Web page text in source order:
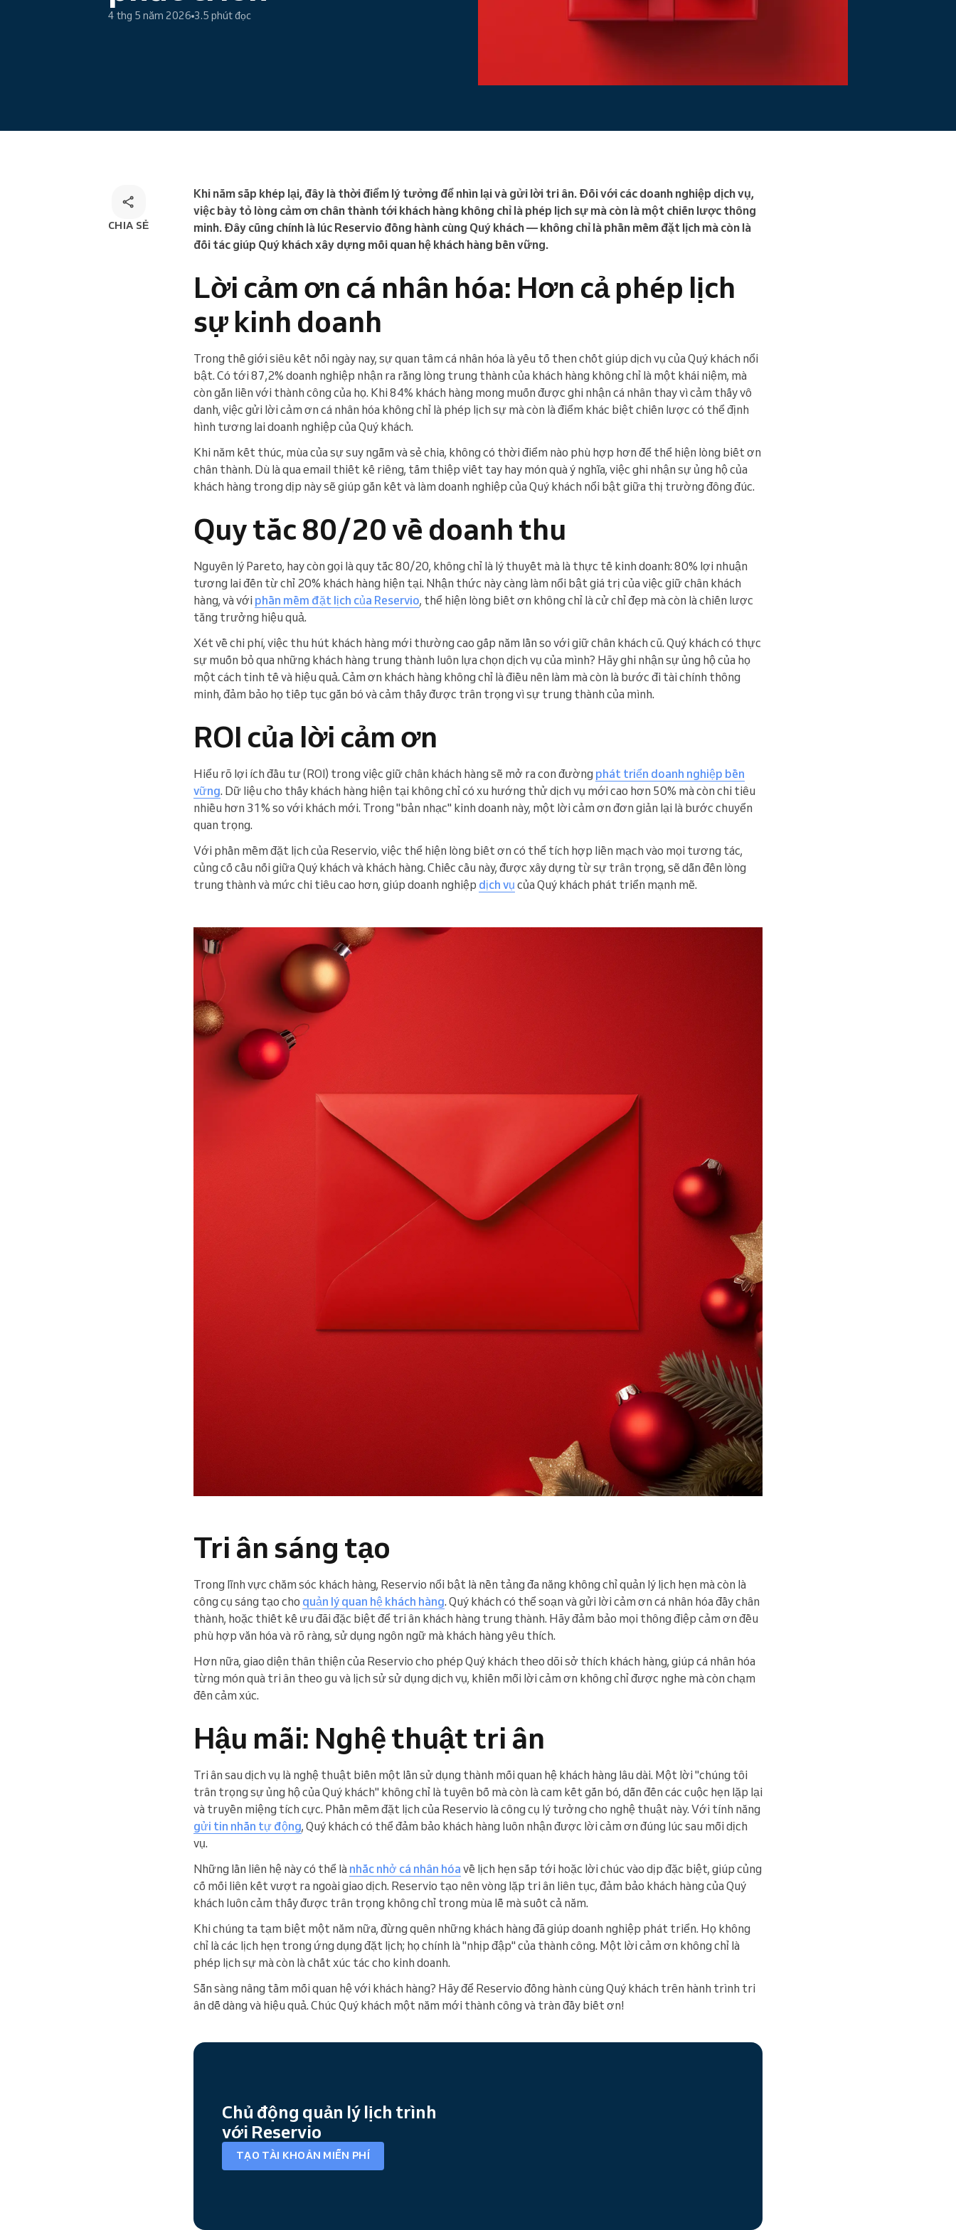
Giải pháp đặt lịch đa kênh
4 thg 5 năm 2026 3.5 phút đọc
CHIA SẺ
Khi năm sắp khép lại, đây là thời điểm lý tưởng để nhìn lại và gửi lời tri ân. Đối với các doanh nghiệp dịch vụ,
việc bày tỏ lòng cảm ơn chân thành tới khách hàng không chỉ là phép lịch sự mà còn là một chiến lược thông
minh. Đây cũng chính là lúc Reservio đồng hành cùng Quý khách — không chỉ là phần mềm đặt lịch mà còn là
đối tác giúp Quý khách xây dựng mối quan hệ khách hàng bền vững.
Lời cảm ơn cá nhân hóa: Hơn cả phép lịch
sự kinh doanh
Trong thế giới siêu kết nối ngày nay, sự quan tâm cá nhân hóa là yếu tố then chốt giúp dịch vụ của Quý khách nổi
bật. Có tới 87,2% doanh nghiệp nhận ra rằng lòng trung thành của khách hàng không chỉ là một khái niệm, mà
còn gắn liền với thành công của họ. Khi 84% khách hàng mong muốn được ghi nhận cá nhân thay vì cảm thấy vô
danh, việc gửi lời cảm ơn cá nhân hóa không chỉ là phép lịch sự mà còn là điểm khác biệt chiến lược có thể định
hình tương lai doanh nghiệp của Quý khách.
Khi năm kết thúc, mùa của sự suy ngẫm và sẻ chia, không có thời điểm nào phù hợp hơn để thể hiện lòng biết ơn
chân thành. Dù là qua email thiết kế riêng, tấm thiệp viết tay hay món quà ý nghĩa, việc ghi nhận sự ủng hộ của
khách hàng trong dịp này sẽ giúp gắn kết và làm doanh nghiệp của Quý khách nổi bật giữa thị trường đông đúc.
Quy tắc 80/20 về doanh thu
Nguyên lý Pareto, hay còn gọi là quy tắc 80/20, không chỉ là lý thuyết mà là thực tế kinh doanh: 80% lợi nhuận
tương lai đến từ chỉ 20% khách hàng hiện tại. Nhận thức này càng làm nổi bật giá trị của việc giữ chân khách
hàng, và với phần mềm đặt lịch của Reservio, thể hiện lòng biết ơn không chỉ là cử chỉ đẹp mà còn là chiến lược
tăng trưởng hiệu quả.
Xét về chi phí, việc thu hút khách hàng mới thường cao gấp năm lần so với giữ chân khách cũ. Quý khách có thực
sự muốn bỏ qua những khách hàng trung thành luôn lựa chọn dịch vụ của mình? Hãy ghi nhận sự ủng hộ của họ
một cách tinh tế và hiệu quả. Cảm ơn khách hàng không chỉ là điều nên làm mà còn là bước đi tài chính thông
minh, đảm bảo họ tiếp tục gắn bó và cảm thấy được trân trọng vì sự trung thành của mình.
ROI của lời cảm ơn
Hiểu rõ lợi ích đầu tư (ROI) trong việc giữ chân khách hàng sẽ mở ra con đường phát triển doanh nghiệp bền
vững. Dữ liệu cho thấy khách hàng hiện tại không chỉ có xu hướng thử dịch vụ mới cao hơn 50% mà còn chi tiêu
nhiều hơn 31% so với khách mới. Trong "bản nhạc" kinh doanh này, một lời cảm ơn đơn giản lại là bước chuyển
quan trọng.
Với phần mềm đặt lịch của Reservio, việc thể hiện lòng biết ơn có thể tích hợp liền mạch vào mọi tương tác,
củng cố cầu nối giữa Quý khách và khách hàng. Chiếc cầu này, được xây dựng từ sự trân trọng, sẽ dẫn đến lòng
trung thành và mức chi tiêu cao hơn, giúp doanh nghiệp dịch vụ của Quý khách phát triển mạnh mẽ.
Tri ân sáng tạo
Trong lĩnh vực chăm sóc khách hàng, Reservio nổi bật là nền tảng đa năng không chỉ quản lý lịch hẹn mà còn là
công cụ sáng tạo cho quản lý quan hệ khách hàng. Quý khách có thể soạn và gửi lời cảm ơn cá nhân hóa đầy chân
thành, hoặc thiết kế ưu đãi đặc biệt để tri ân khách hàng trung thành. Hãy đảm bảo mọi thông điệp cảm ơn đều
phù hợp văn hóa và rõ ràng, sử dụng ngôn ngữ mà khách hàng yêu thích.
Hơn nữa, giao diện thân thiện của Reservio cho phép Quý khách theo dõi sở thích khách hàng, giúp cá nhân hóa
từng món quà tri ân theo gu và lịch sử sử dụng dịch vụ, khiến mỗi lời cảm ơn không chỉ được nghe mà còn chạm
đến cảm xúc.
Hậu mãi: Nghệ thuật tri ân
Tri ân sau dịch vụ là nghệ thuật biến một lần sử dụng thành mối quan hệ khách hàng lâu dài. Một lời "chúng tôi
trân trọng sự ủng hộ của Quý khách" không chỉ là tuyên bố mà còn là cam kết gắn bó, dẫn đến các cuộc hẹn lặp lại
và truyền miệng tích cực. Phần mềm đặt lịch của Reservio là công cụ lý tưởng cho nghệ thuật này. Với tính năng
gửi tin nhắn tự động, Quý khách có thể đảm bảo khách hàng luôn nhận được lời cảm ơn đúng lúc sau mỗi dịch
vụ.
Những lần liên hệ này có thể là nhắc nhở cá nhân hóa về lịch hẹn sắp tới hoặc lời chúc vào dịp đặc biệt, giúp củng
cố mối liên kết vượt ra ngoài giao dịch. Reservio tạo nên vòng lặp tri ân liên tục, đảm bảo khách hàng của Quý
khách luôn cảm thấy được trân trọng không chỉ trong mùa lễ mà suốt cả năm.
Khi chúng ta tạm biệt một năm nữa, đừng quên những khách hàng đã giúp doanh nghiệp phát triển. Họ không
chỉ là các lịch hẹn trong ứng dụng đặt lịch; họ chính là "nhịp đập" của thành công. Một lời cảm ơn không chỉ là
phép lịch sự mà còn là chất xúc tác cho kinh doanh.
Sẵn sàng nâng tầm mối quan hệ với khách hàng? Hãy để Reservio đồng hành cùng Quý khách trên hành trình tri
ân dễ dàng và hiệu quả. Chúc Quý khách một năm mới thành công và tràn đầy biết ơn!
Chủ động quản lý lịch trình
với Reservio
TẠO TÀI KHOẢN MIỄN PHÍ